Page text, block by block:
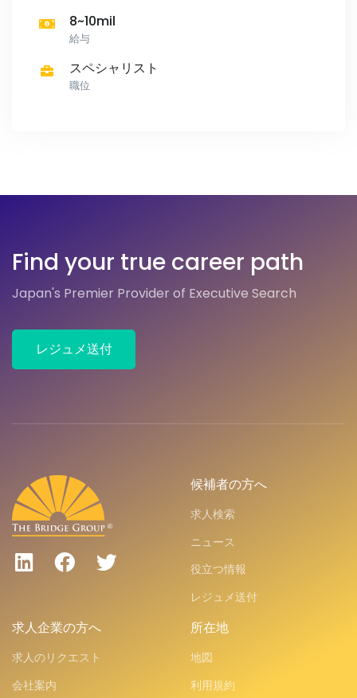
8~10mil
給与
スペシャリスト
職位
Find your true career path
Japan's Premier Provider of Executive Search
レジュメ送付
候補者の方へ
求人検索
ニュース
役立つ情報
レジュメ送付
求人企業の方へ
求人のリクエスト
会社案内
所在地
地図
利用規約